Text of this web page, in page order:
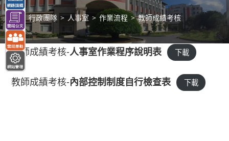
> 行政團隊 > 人事室 > 作業流程 > 教師成績考核
教師成績考核-人事室作業程序說明表 下載
教師成績考核-內部控制制度自行檢查表 下載